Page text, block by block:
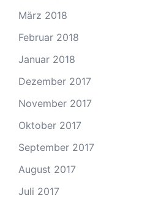
März 2018
Februar 2018
Januar 2018
Dezember 2017
November 2017
Oktober 2017
September 2017
August 2017
Juli 2017